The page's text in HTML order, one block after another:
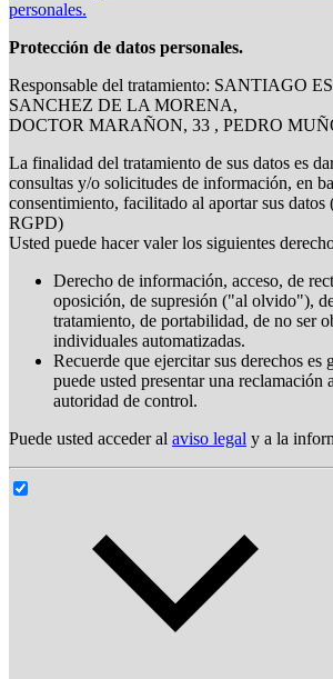
personales.
Protección de datos personales.
Responsable del tratamiento: SANTIAGO
SANCHEZ DE LA MORENA,
DOCTOR MARAÑON, 33 , PEDRO
La finalidad del tratamiento de sus datos es
consultas y/o solicitudes de información, en
consentimiento, facilitado al aportar sus datos
RGPD)
Usted puede hacer valer los siguientes
Derecho de información, acceso, de
oposición, de supresión ("al olvido"),
tratamiento, de portabilidad, de no ser
individuales automatizadas.
Recuerde que ejercitar sus derechos es
puede usted presentar una reclamación
autoridad de control.
Puede usted acceder al aviso legal y a la